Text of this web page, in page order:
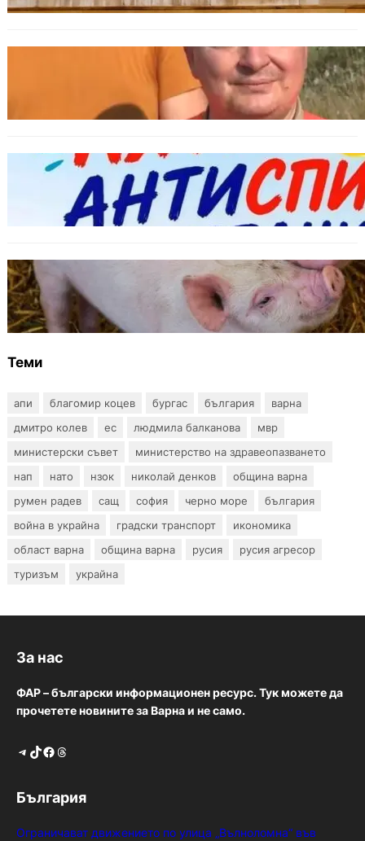
МЗХ: Ловните билети ще могат да се
издават онлайн
БЪЛГАРИЯ
Варна предлага безплатни и анонимни
тестове за ХИВ и други инфекции през
август
Тревога във Варненско: Африканска чума
по свинете е открита край Гроздьово
Теми
апи благомир коцев бургас българия
варна
дмитро колев
ес людмила балканова
мвр
министерски съвет
министерство на здравеопазването
нап
нато нзок николай денков
община варна
румен радев
сащ софия черно море
българия
война в украйна
градски транспорт
икономика
област варна
община варна русия
русия агресор
туризъм
украйна
За нас
ФАР – български информационен ресурс. Тук можете да
прочетете новините за Варна и не само.
Telegram TikTok Facebook Threads
България
Ограничават движението по улица „Вълноломна“ във